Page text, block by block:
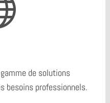
de solutions
besoins professionnels.